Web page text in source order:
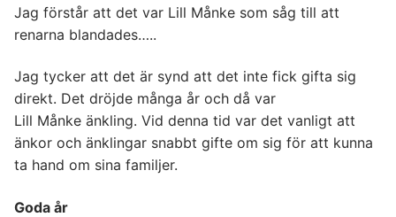
Jag förstår att det var Lill Månke som såg till att
renarna blandades…..
Jag tycker att det är synd att det inte fick gifta sig
direkt. Det dröjde många år och då var
Lill Månke änkling. Vid denna tid var det vanligt att
änkor och änklingar snabbt gifte om sig för att kunna
ta hand om sina familjer.
Goda år